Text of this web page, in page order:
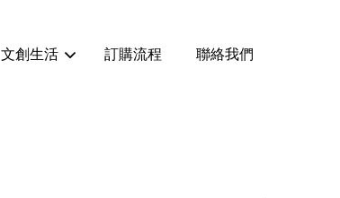
文創生活 訂購流程 聯絡我們